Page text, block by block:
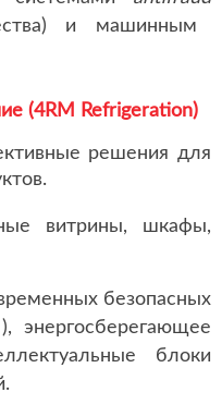
и машинным
(4RM Refrigeration)
решения для
витрины, шкафы,
безопасных
энергосберегающее
блоки